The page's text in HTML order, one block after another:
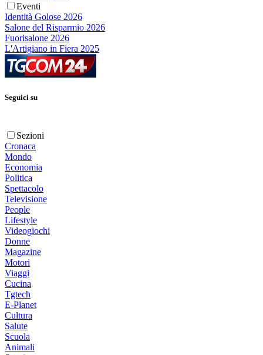
Eventi
Identità Golose 2026
Salone del Risparmio 2026
Fuorisalone 2026
L'Artigiano in Fiera 2025
Seguici su
Sezioni
Cronaca
Mondo
Economia
Politica
Spettacolo
Televisione
People
Lifestyle
Videogiochi
Donne
Magazine
Motori
Viaggi
Cucina
Tgtech
E-Planet
Cultura
Salute
Scuola
Animali